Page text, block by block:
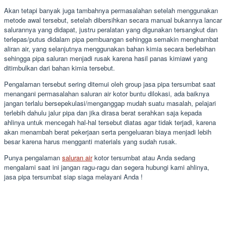
Akan tetapi banyak juga tambahnya permasalahan setelah menggunakan
metode awal tersebut, setelah dibersihkan secara manual bukannya lancar
salurannya yang didapat, justru peralatan yang digunakan tersangkut dan
terlepas/putus didalam pipa pembuangan sehingga semakin menghambat
aliran air, yang selanjutnya menggunakan bahan kimia secara berlebihan
sehingga pipa saluran menjadi rusak karena hasil panas kimiawi yang
ditimbulkan dari bahan kimia tersebut.
Pengalaman tersebut sering ditemui oleh group jasa pipa tersumbat saat
menangani permasalahan saluran air kotor buntu dilokasi, ada baiknya
jangan terlalu bersepekulasi/menganggap mudah suatu masalah, pelajari
terlebih dahulu jalur pipa dan jika dirasa berat serahkan saja kepada
ahlinya untuk mencegah hal-hal tersebut diatas agar tidak terjadi, karena
akan menambah berat pekerjaan serta pengeluaran biaya menjadi lebih
besar karena harus mengganti materials yang sudah rusak.
Punya pengalaman saluran airkotor tersumbat atau Anda sedang
mengalami saat ini jangan ragu-ragu dan segera hubungi kami ahlinya,
jasa pipa tersumbat siap siaga melayani Anda !